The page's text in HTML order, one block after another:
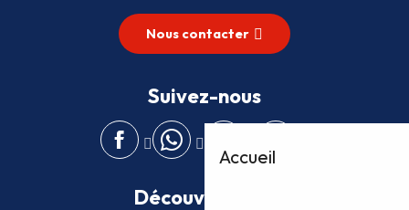
Accueil
Nous contacter
Suivez-nous
Découvrez plus